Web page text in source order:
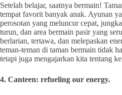
Setelah belajar, saatnya bermain!
tempat favorit banyak anak. Ayunan
perosotan yang meluncur cepat,
turun, dan area bermain pasir yang
berlarian, tertawa, dan melepaskan
teman-teman di taman bermain tidak
tetapi juga mengajarkan kita tentang
4. Canteen: refueling our energy.